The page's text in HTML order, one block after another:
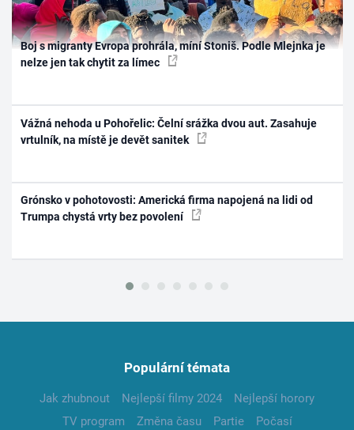
Boj s migranty Evropa prohrála, míní Stoniš. Podle Mlejnka je
nelze jen tak chytit za límec
Vážná nehoda u Pohořelic: Čelní srážka dvou aut. Zasahuje
vrtulník, na místě je devět sanitek
Grónsko v pohotovosti: Americká firma napojená na lidi od
Trumpa chystá vrty bez povolení
Populární témata
Jak zhubnout Nejlepší filmy 2024
Nejlepší horory
TV program
Změna času Partie
Počasí